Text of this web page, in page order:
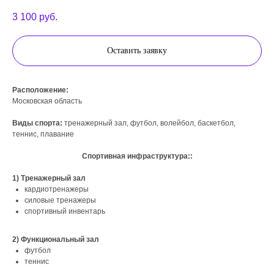
3 100 руб.
Оставить заявку
Расположение:
Московская область
Виды спорта: тренажерный зал, футбол, волейбол, баскетбол,
теннис, плавание
Спортивная инфраструктура::
1) Тренажерный зал
кардиотренажеры
силовые тренажеры
спортивный инвентарь
2) Функциональный зал
футбол
теннис